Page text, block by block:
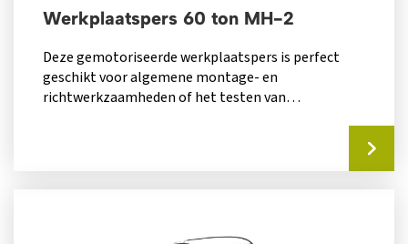
Werkplaatspers 60 ton MH-2
Deze gemotoriseerde werkplaatspers is perfect
geschikt voor algemene montage- en
richtwerkzaamheden of het testen van